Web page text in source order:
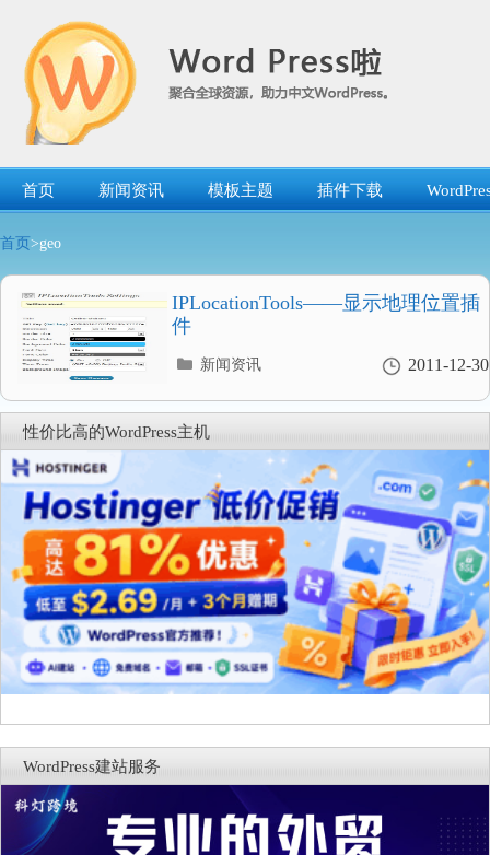
首页 新闻资讯 模板主题 插件下载
首页 >geo
IPLocationTools——显示地理位置插
件
2011-12-30
分
录
新闻资讯
性价比高的WordPress主机
WordPress建站服务